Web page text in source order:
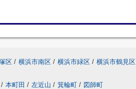
区 / 横浜市南区 / 横浜市緑区 / 横浜市鶴見区
/ 本町田 / 左近山 / 箕輪町 / 図師町